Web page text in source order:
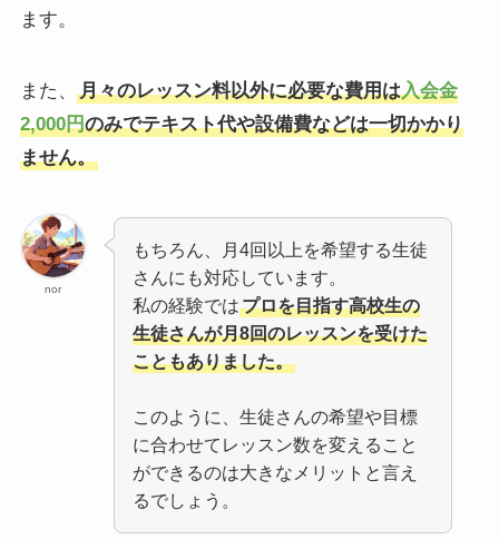
ます。
また、 月々のレッスン料以外に必要な費用は入会金
2,000円のみでテキスト代や設備費などは一切かかり
ません。
nor
もちろん、月4回以上を希望する生徒
さんにも対応しています。
私の経験ではプロを目指す高校生の
生徒さんが月8回のレッスンを受けた
こともありました。
このように、生徒さんの希望や目標
に合わせてレッスン数を変えること
ができるのは大きなメリットと言え
るでしょう。